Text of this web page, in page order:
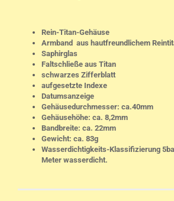
Rein-Titan-Gehäuse
Armband aus hautfreundlichem
Saphirglas
Faltschließe aus Titan
schwarzes Zifferblatt
aufgesetzte Indexe
Datumsanzeige
Gehäusedurchmesser: ca.40mm
Gehäusehöhe: ca. 8,2mm
Bandbreite: ca. 22mm
Gewicht: ca. 83g
Wasserdichtigkeits-Klassifizierung
Meter wasserdicht.